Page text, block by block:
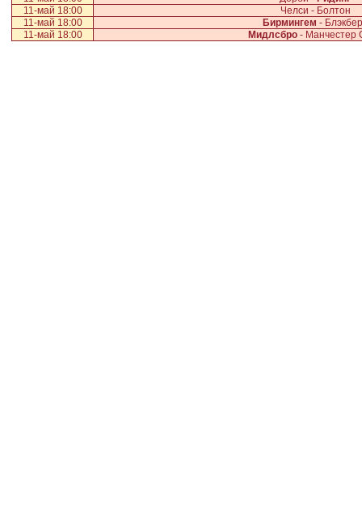
11-май 18:00
Челси - Болтон
11-май 18:00
Бирмингем -
11-май 18:00
Мидлсбро - Манчестер